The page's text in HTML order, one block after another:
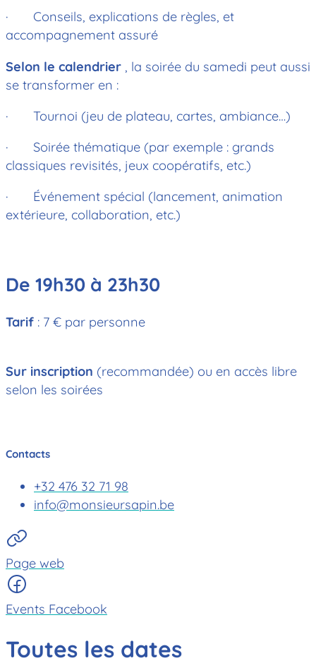
· Conseils, explications de règles, et
accompagnement assuré
Selon le calendrier , la soirée du samedi peut aussi
se transformer en :
· Tournoi (jeu de plateau, cartes, ambiance…)
· Soirée thématique (par exemple : grands
classiques revisités, jeux coopératifs, etc.)
· Événement spécial (lancement, animation
extérieure, collaboration, etc.)
De 19h30 à 23h30
Tarif : 7 € par personne
Sur inscription (recommandée) ou en accès libre
selon les soirées
Contacts
+32 476 32 71 98
info@monsieursapin.be
Page web
Events Facebook
Toutes les dates